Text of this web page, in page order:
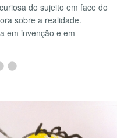
do sujeito em face do
sobre a realidade.
em invenção e em